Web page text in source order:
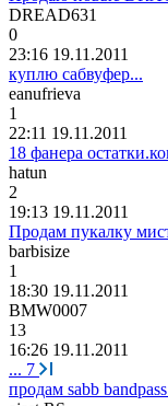
DREAD631
0
23:16 19.11.2011
куплю сабвуфер...
eanufrieva
1
22:11 19.11.2011
18 фанера
hatun
2
19:13 19.11.2011
Продам пукалку
barbisize
1
18:30 19.11.2011
BMW0007
13
16:26 19.11.2011
... 7
продам sabb